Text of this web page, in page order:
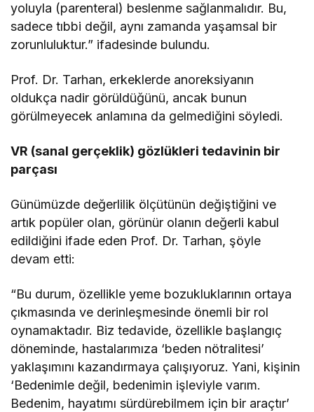
yoluyla (parenteral) beslenme sağlanmalıdır. Bu,
sadece tıbbi değil, aynı zamanda yaşamsal bir
zorunluluktur.” ifadesinde bulundu.
Prof. Dr. Tarhan, erkeklerde anoreksiyanın
oldukça nadir görüldüğünü, ancak bunun
görülmeyecek anlamına da gelmediğini söyledi.
VR (sanal gerçeklik) gözlükleri tedavinin bir
parçası
Günümüzde değerlilik ölçütünün değiştiğini ve
artık popüler olan, görünür olanın değerli kabul
edildiğini ifade eden Prof. Dr. Tarhan, şöyle
devam etti:
“Bu durum, özellikle yeme bozukluklarının ortaya
çıkmasında ve derinleşmesinde önemli bir rol
oynamaktadır. Biz tedavide, özellikle başlangıç
döneminde, hastalarımıza ‘beden nötralitesi’
yaklaşımını kazandırmaya çalışıyoruz. Yani, kişinin
‘Bedenimle değil, bedenimin işleviyle varım.
Bedenim, hayatımı sürdürebilmem için bir araçtır’